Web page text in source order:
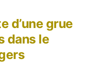
d’une grue
dans le